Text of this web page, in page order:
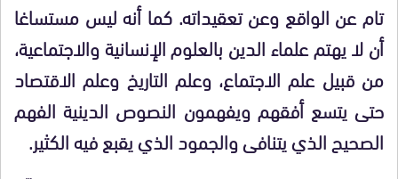
تام عن الواقع وعن تعقيداته. كما أنه ليس مستساغا
أن لا يهتم علماء الدين بالعلوم الإنسانية والاجتماعية،
من قبيل علم الاجتماع، وعلم التاريخ وعلم الاقتصاد
حتى يتسع أفقهم ويفهمون النصوص الدينية الفهم
الصحيح الذي يتنافى والجمود الذي يقبع فيه الكثير.